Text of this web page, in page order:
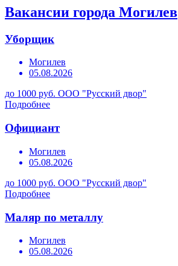
Вакансии города Могилев
Уборщик
Могилев
05.08.2026
до 1000 руб. ООО "Русский двор"
Подробнее
Официант
Могилев
05.08.2026
до 1000 руб. ООО "Русский двор"
Подробнее
Маляр по металлу
Могилев
05.08.2026